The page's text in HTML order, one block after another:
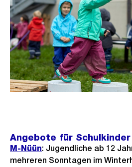
Angebote für Schulkinder
M-Nüün: Jugendliche ab 12
mehreren Sonntagen im